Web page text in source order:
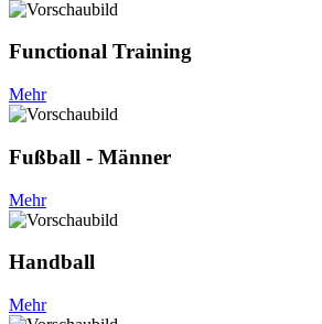
Functional Training
Mehr
Fußball - Männer
Mehr
Handball
Mehr